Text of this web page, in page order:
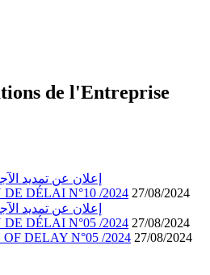
de l'Entreprise
إعلان عن تمديد الآجال
DÉLAI N°10 /2024 27/08/2024
إعلان عن تمديد الآجال
DÉLAI N°05 /2024 27/08/2024
DELAY N°05 /2024 27/08/2024